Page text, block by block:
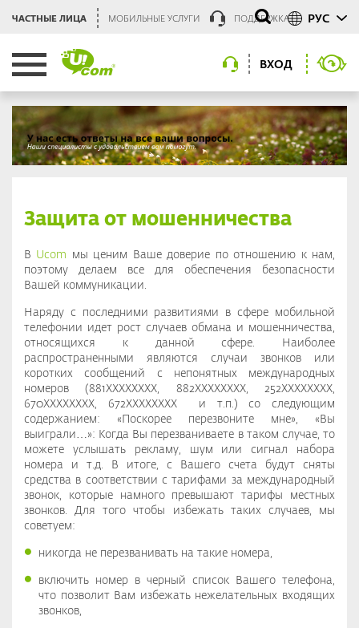
ЧАСТНЫЕ ЛИЦА МОБИЛЬНЫЕ УСЛУГИ ПОДДЕРЖКА РУС
ВХОД
Защита от мошенничества
В Ucom мы ценим Ваше доверие по отношению к нам,
поэтому делаем все для обеспечения безопасности
Вашей коммуникации.
Наряду с последними развитиями в сфере мобильной
телефонии идет рост случаев обмана и мошенничества,
относящихся к данной сфере. Наиболее
распространенными являются случаи звонков или
коротких сообщений с непонятных международных
номеров (881XXXXXXXX, 882XXXXXXXX, 252XXXXXXXX,
670XXXXXXXX, 672XXXXXXXX и т.п.) со следующим
содержанием: «Поскорее перезвоните мне», «Вы
выиграли…»: Когда Вы перезваниваете в таком случае, то
можете услышать рекламу, шум или сигнал набора
номера и т.д. В итоге, с Вашего счета будут сняты
средства в соответствии с тарифами за международный
звонок, которые намного превышают тарифы местных
звонков. Для того чтобы избежать таких случаев, мы
советуем:
никогда не перезванивать на такие номера,
включить номер в черный список Вашего телефона,
что позволит Вам избежать нежелательных входящих
звонков,